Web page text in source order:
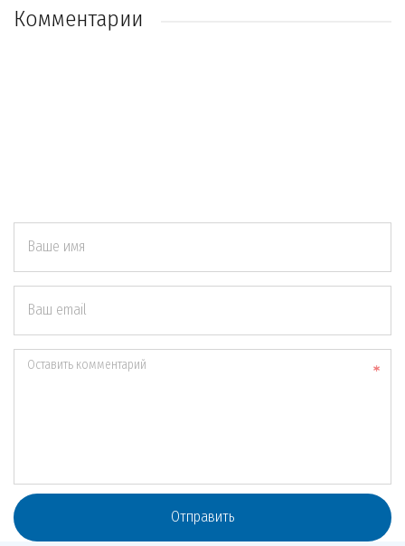
Комментарии
Ваше имя
Ваш email
Оставить комментарий
Отправить